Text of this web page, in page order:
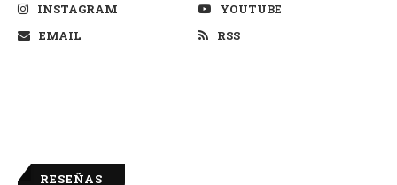
INSTAGRAM
YOUTUBE
EMAIL
RSS
RESEÑAS